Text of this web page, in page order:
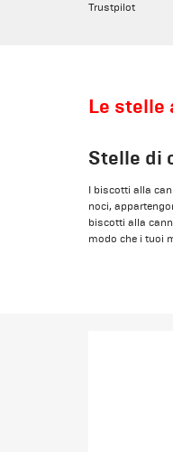
Trustpilot
Le stelle
Stelle di
I biscotti alla
noci,
biscotti alla
modo che i tuoi